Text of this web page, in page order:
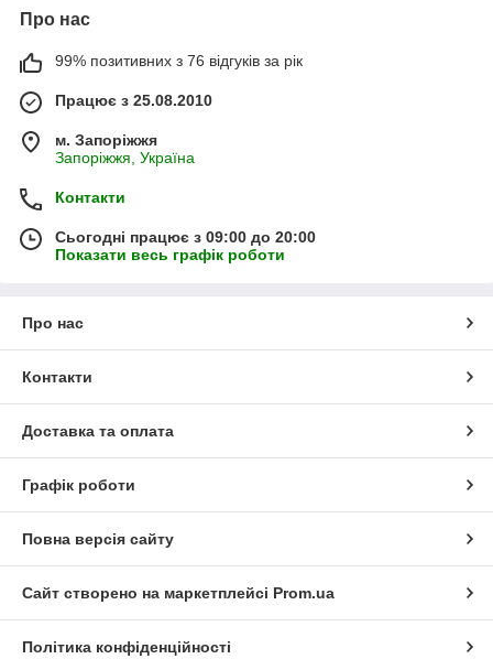
Про нас
99% позитивних з 76 відгуків за рік
Працює з 25.08.2010
м. Запоріжжя
Запоріжжя, Україна
Контакти
Сьогодні працює з 09:00 до 20:00
Показати весь графік роботи
Про нас
Контакти
Доставка та оплата
Графік роботи
Повна версія сайту
Сайт створено на маркетплейсі Prom.ua
Політика конфіденційності